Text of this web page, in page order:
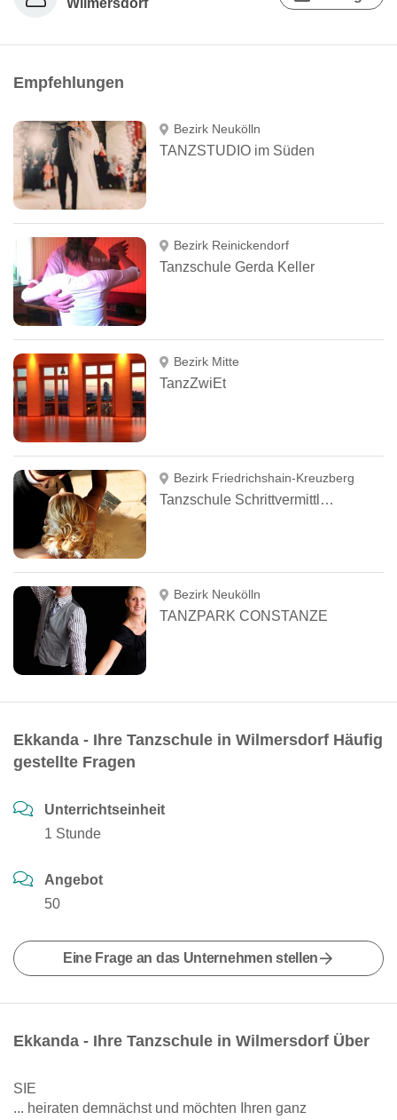
Wilmersdorf
Empfehlungen
Bezirk Neukölln
TANZSTUDIO im Süden
Bezirk Reinickendorf
Tanzschule Gerda Keller
Bezirk Mitte
TanzZwiEt
Bezirk Friedrichshain-Kreuzberg
Tanzschule Schrittvermittlung
Bezirk Neukölln
TANZPARK CONSTANZE
Ekkanda - Ihre Tanzschule in Wilmersdorf Häufig
gestellte Fragen
Unterrichtseinheit
1 Stunde
Angebot
50
Eine Frage an das Unternehmen stellen
Ekkanda - Ihre Tanzschule in Wilmersdorf Über
SIE
... heiraten demnächst und möchten Ihren ganz